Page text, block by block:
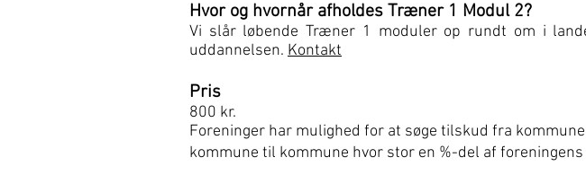
Hvor og hvornår afholdes Træner 1 Modul 2?
Vi slår løbende Træner 1 moduler op rundt om i
uddannelsen. Kontakt
Pris
800 kr.
Foreninger har mulighed for at søge tilskud fra
kommune til kommune hvor stor en %-del af